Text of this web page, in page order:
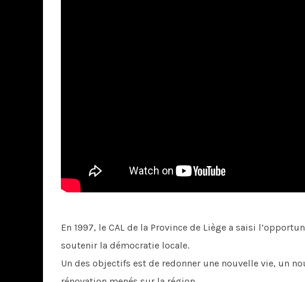
En 1997, le CAL de la Province de Liège a saisi
soutenir la démocratie locale.
Un des objectifs est de redonner une nouvelle vie, un